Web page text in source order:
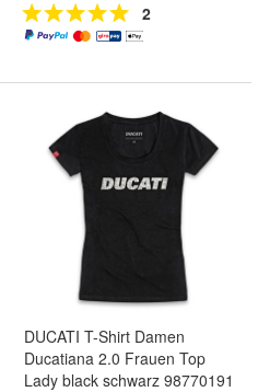
2
DUCATI T-Shirt Damen
Ducatiana 2.0 Frauen Top
Lady black schwarz 98770191